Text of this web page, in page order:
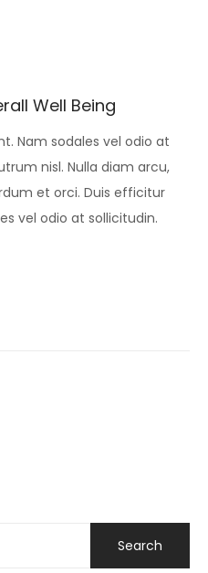
Search
Well Being
Nam sodales vel odio at
nisl. Nulla diam arcu,
et orci. Duis efficitur
vel odio at sollicitudin.